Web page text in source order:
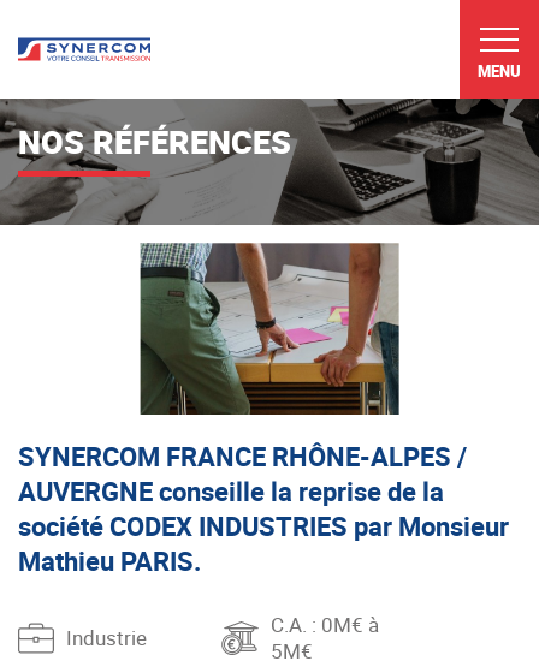
MENU
NOS RÉFÉRENCES
SYNERCOM FRANCE RHÔNE-ALPES /
AUVERGNE conseille la reprise de la
société CODEX INDUSTRIES par Monsieur
Mathieu PARIS.
Industrie C.A. : 0M€ à
5M€